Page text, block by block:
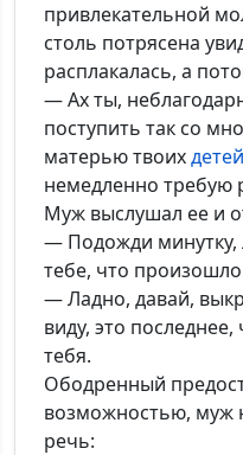
привлекательной
столь потрясена
расплакалась, а
— Ах ты,
поступить так со
матерью твоихдетей
немедленно требую
Муж выслушал ее и
— Подожди
тебе, что
— Ладно, давай,
виду, это
тебя.
Ободренный
возможностью, муж
речь: